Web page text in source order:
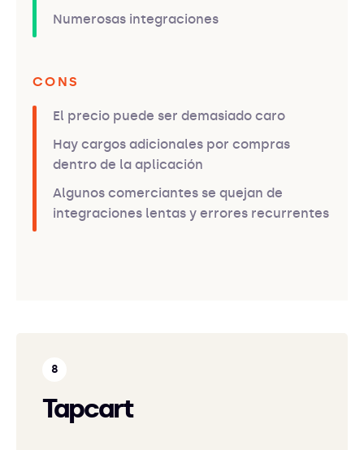
Numerosas integraciones
CONS
El precio puede ser demasiado caro
Hay cargos adicionales por compras
dentro de la aplicación
Algunos comerciantes se quejan de
integraciones lentas y errores recurrentes
Tapcart